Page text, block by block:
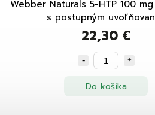
Webber Naturals 5-HTP 100
s postupným
22,30 €
Do košíka